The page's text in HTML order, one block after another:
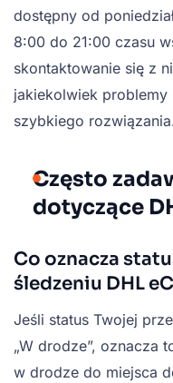
dostępny od
8:00 do 21:00 czasu
skontaktowanie się z
jakiekolwiek problemy
szybkiego
Często
dotyczące
Co oznacza
śledzeniu DHL
Jeśli status Twojej
„W drodze”, oznacza
w drodze do miejsca